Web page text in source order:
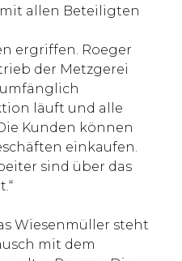
allen Beteiligten
ergriffen. Roeger
der Metzgerei
läuft und alle
Kunden können
einkaufen.
sind über das
Wiesenmüller steht
mit dem